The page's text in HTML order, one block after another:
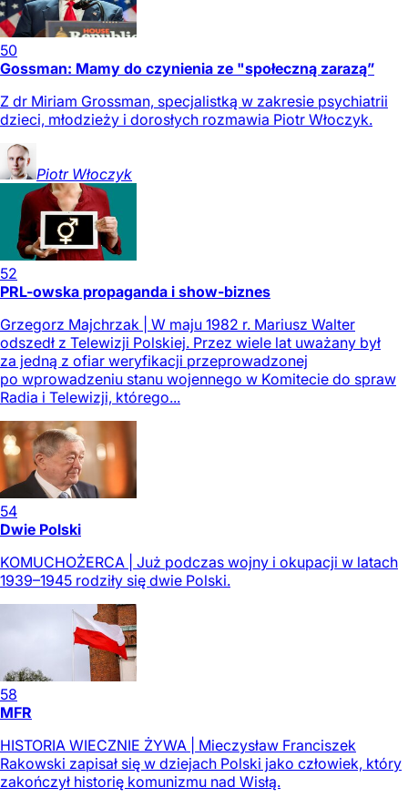
50
Gossman: Mamy do czynienia ze "społeczną zarazą”
Z dr Miriam Grossman, specjalistką w zakresie psychiatrii
dzieci, młodzieży i dorosłych rozmawia Piotr Włoczyk.
Piotr Włoczyk
52
PRL-owska propaganda i show-biznes
Grzegorz Majchrzak | W maju 1982 r. Mariusz Walter
odszedł z Telewizji Polskiej. Przez wiele lat uważany był
za jedną z ofiar weryfikacji przeprowadzonej
po wprowadzeniu stanu wojennego w Komitecie do spraw
Radia i Telewizji, którego...
54
Dwie Polski
KOMUCHOŻERCA | Już podczas wojny i okupacji w latach
1939–1945 rodziły się dwie Polski.
58
MFR
HISTORIA WIECZNIE ŻYWA | Mieczysław Franciszek
Rakowski zapisał się w dziejach Polski jako człowiek, który
zakończył historię komunizmu nad Wisłą.